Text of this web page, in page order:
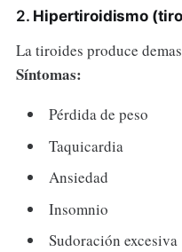
2. Hipertiroidismo
La tiroides produce
Síntomas:
Pérdida de peso
Taquicardia
Ansiedad
Insomnio
Sudoración excesiva